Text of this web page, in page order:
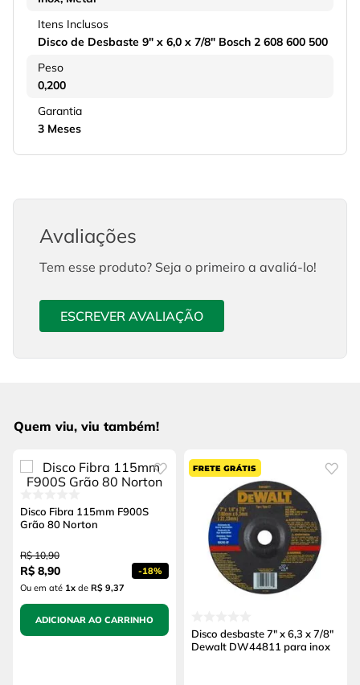
Itens Inclusos
Disco de Desbaste 9" x 6,0 x 7/8" Bosch 2 608 600 500
Peso
0,200
Garantia
3 Meses
Avaliações
Tem esse produto? Seja o primeiro a avaliá-lo!
ESCREVER AVALIAÇÃO
Quem viu, viu também!
Disco Fibra 115mm F900S
Grão 80 Norton
R$ 10,90
R$ 8,90 -18%
Ou em até 1x de R$ 9,37
ADICIONAR AO CARRINHO
Disco desbaste 7" x 6,3 x 7/8"
Dewalt DW44811 para inox